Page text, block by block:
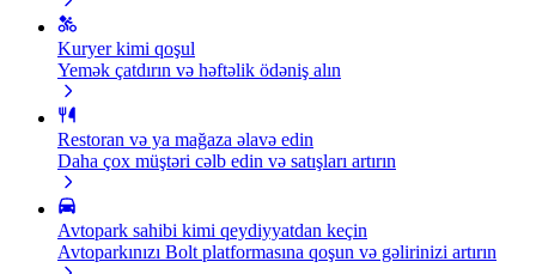
Kuryer kimi qoşul
Yemək çatdırın və həftəlik ödəniş alın
Restoran və ya mağaza əlavə edin
Daha çox müştəri cəlb edin və satışları artırın
Avtopark sahibi kimi qeydiyyatdan keçin
Avtoparkınızı Bolt platformasına qoşun və gəlirinizi artırın